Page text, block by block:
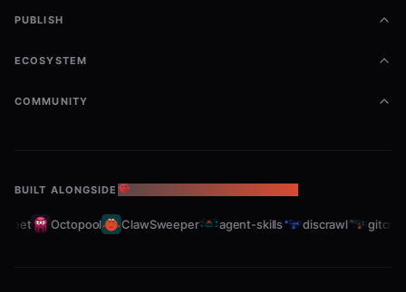
四文档拓扑序
text
brief.md: 问题定义、目标、约束条件、成功标
PUBLISH
ECOSYSTEM
COMMUNITY
BUILT ALONGSIDE THE OPENCLAW ECOSYSTEM
Octopool ClawSweeper agent-skills discrawl gitcrawl